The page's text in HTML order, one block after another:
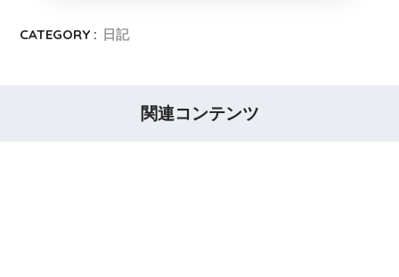
CATEGORY : 日記
関連コンテンツ